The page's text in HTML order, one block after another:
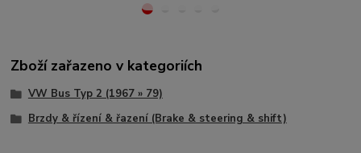
Zboží zařazeno v kategoriích
VW Bus Typ 2 (1967 » 79)
Brzdy & řízení & řazení (Brake & steering & shift)